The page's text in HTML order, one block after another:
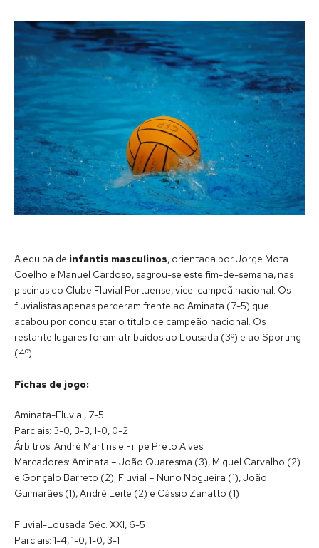
A equipa de infantis masculinos, orientada por Jorge Mota
Coelho e Manuel Cardoso, sagrou-se este fim-de-semana, nas
piscinas do Clube Fluvial Portuense, vice-campeã nacional. Os
fluvialistas apenas perderam frente ao Aminata (7-5) que
acabou por conquistar o título de campeão nacional. Os
restante lugares foram atribuídos ao Lousada (3º) e ao Sporting
(4º).
Fichas de jogo:
Aminata-Fluvial, 7-5
Parciais: 3-0, 3-3, 1-0, 0-2
Árbitros: André Martins e Filipe Preto Alves
Marcadores: Aminata – João Quaresma (3), Miguel Carvalho (2)
e Gonçalo Barreto (2); Fluvial – Nuno Nogueira (1), João
Guimarães (1), André Leite (2) e Cássio Zanatto (1)
Fluvial-Lousada Séc. XXI, 6-5
Parciais: 1-4, 1-0, 1-0, 3-1